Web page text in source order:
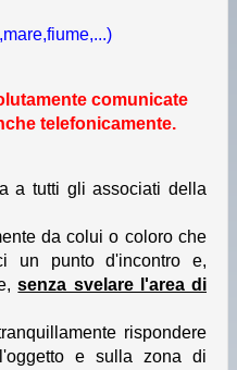
comunicate
telefonicamente.
a tutti gli associati della
da colui o coloro che
un punto d'incontro e,
senza svelare l'area di
rispondere
e sulla zona di